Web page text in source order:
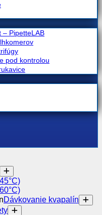
– PipetteLAB
pod kontrolou
Dávkovanie kvapalín